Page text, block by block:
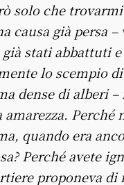
solo che trovarmi
causa già persa
stati abbattuti
lo scempio
dense di alberi –
Perché
quando era
Perché avete
proponeva di